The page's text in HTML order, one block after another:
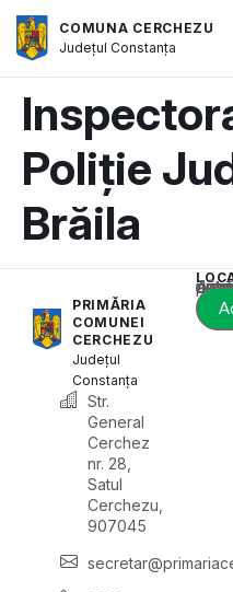
COMUNA CERCHEZU
JudețulConstanța
Poliție
Brăila
PRIMĂRIA
COMUNEI
CERCHEZU
Județul
Constanța
Str.
General
Cerchez
nr. 28,
Satul
Cerchezu,
907045
Acest conținut este blocat până când acceptați categoria corespunzătoare de cookie-uri.